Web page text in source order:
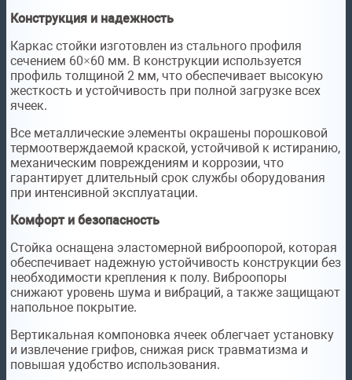
Конструкция и надежность
Каркас стойки изготовлен из стального профиля
сечением 60×60 мм. В конструкции используется
профиль толщиной 2 мм, что обеспечивает высокую
жесткость и устойчивость при полной загрузке всех
ячеек.
Все металлические элементы окрашены порошковой
термоотверждаемой краской, устойчивой к истиранию,
механическим повреждениям и коррозии, что
гарантирует длительный срок службы оборудования
при интенсивной эксплуатации.
Комфорт и безопасность
Стойка оснащена эластомерной виброопорой, которая
обеспечивает надежную устойчивость конструкции без
необходимости крепления к полу. Виброопоры
снижают уровень шума и вибраций, а также защищают
напольное покрытие.
Вертикальная компоновка ячеек облегчает установку
и извлечение грифов, снижая риск травматизма и
повышая удобство использования.